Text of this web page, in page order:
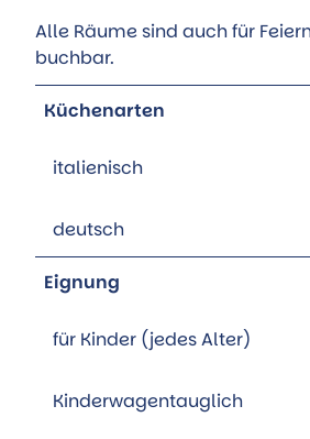
Alle Räume sind auch für
buchbar.
Küchenarten
italienisch
deutsch
Eignung
für Kinder (jedes Alter)
Kinderwagentauglich